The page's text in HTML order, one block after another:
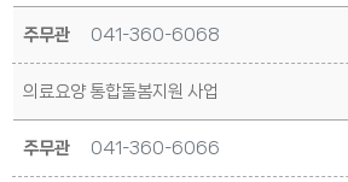
주무관 041-360-6068
의료요양 통합돌봄지원 사업
주무관 041-360-6066